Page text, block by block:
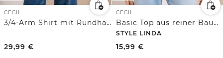
CECIL
3/4-Arm Shirt mit Rundhals und Streifen
29,99 €
CECIL
Basic Top aus reiner Baumwolle
STYLE LINDA
15,99 €